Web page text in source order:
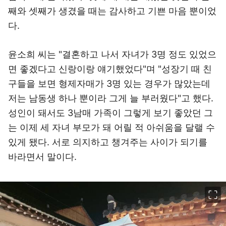
째와 셋째가 생겼을 때는 감사하고 기쁜 마음 뿐이었
다.
윤소희 씨는 "결혼하고 나서 자녀가 3명 정도 있었으
면 좋겠다고 신랑이랑 얘기했었다"며 "성장기 때 친
구들을 보면 형제자매가 3명 있는 경우가 많았는데
저는 남동생 하나 뿐이라 그게 늘 부러웠다"고 했다.
성인이 돼서도 3남매 가족이 그렇게 보기 좋았던 그
는 이제 세 자녀 부모가 돼 어릴 적 아쉬움을 달랠 수
있게 됐다. 서로 의지하고 챙겨주는 사이가 되기를
바라면서 말이다.